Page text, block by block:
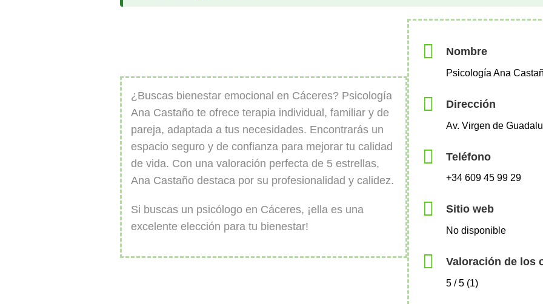
¿Buscas bienestar emocional en Cáceres? Psicología
Ana Castaño te ofrece terapia individual, familiar y de
pareja, adaptada a tus necesidades. Encontrarás un
espacio seguro y de confianza para mejorar tu calidad
de vida. Con una valoración perfecta de 5 estrellas,
Ana Castaño destaca por su profesionalidad y calidez.
Si buscas un psicólogo en Cáceres, ¡ella es una
excelente elección para tu bienestar!
Nombre
Psicología Ana
Dirección
Av. Virgen de
Teléfono
+34 609 45 99 29
Sitio web
No disponible
Valoración de los
5 / 5 (1)